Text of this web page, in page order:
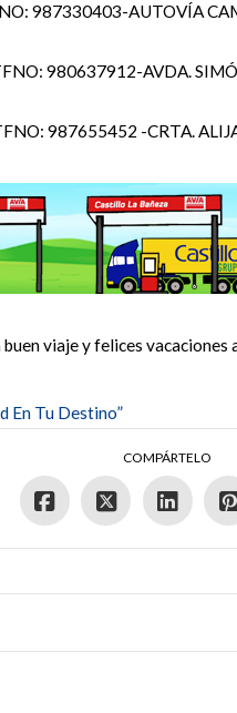
987330403-AUTOVÍA
980637912-AVDA.
987655452 -CRTA.
viaje y felices vacaciones
En Tu Destino”
COMPÁRTELO